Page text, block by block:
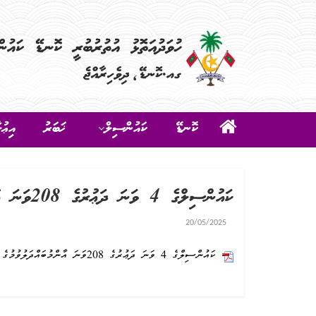
ކޮނޑޭ ކައުންސިލް ޚަބަރު
ކައުންސިލްގެ 4 ވަނަ ދަޢުރުގެ 208ވަނަ އާންމުބައްދަލުވުމުގެ އެޖެންޑާ
20/05/2025
ކައުންސިލްގެ 4 ވަނަ ދަޢުރުގެ 208ވަނަ އާންމުބައްދަލުވުމުގެ އެޖެންޑާ